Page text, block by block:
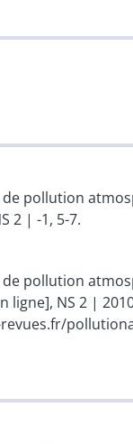
de pollution
2 | -1, 5-7.
de pollution
ligne], NS 2 |